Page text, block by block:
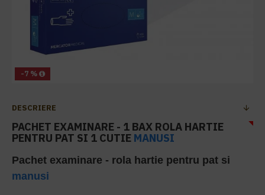
-7 %
DESCRIERE
PACHET EXAMINARE - 1 BAX ROLA HARTIE
PENTRU PAT SI 1 CUTIE MANUSI
Pachet examinare - rola hartie pentru pat si
manusi